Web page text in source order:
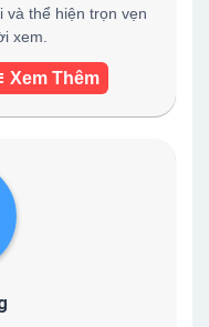
và thể hiện trọn vẹn
xem.
Xem Thêm